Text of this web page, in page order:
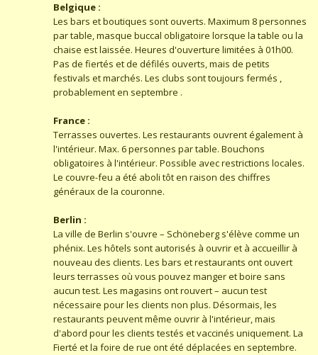
Belgique :
Les bars et boutiques sont ouverts. Maximum 8 personnes
par table, masque buccal obligatoire lorsque la table ou la
chaise est laissée. Heures d'ouverture limitées à 01h00.
Pas de fiertés et de défilés ouverts, mais de petits
festivals et marchés. Les clubs sont toujours fermés ,
probablement en septembre .
France :
Terrasses ouvertes. Les restaurants ouvrent également à
l'intérieur. Max. 6 personnes par table. Bouchons
obligatoires à l'intérieur. Possible avec restrictions locales.
Le couvre-feu a été aboli tôt en raison des chiffres
généraux de la couronne.
Berlin :
La ville de Berlin s'ouvre – Schöneberg s'élève comme un
phénix. Les hôtels sont autorisés à ouvrir et à accueillir à
nouveau des clients. Les bars et restaurants ont ouvert
leurs terrasses où vous pouvez manger et boire sans
aucun test. Les magasins ont rouvert – aucun test
nécessaire pour les clients non plus. Désormais, les
restaurants peuvent même ouvrir à l'intérieur, mais
d'abord pour les clients testés et vaccinés uniquement. La
Fierté et la foire de rue ont été déplacées en septembre.